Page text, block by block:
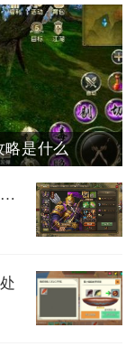
略是什么
攻城掠地游戏开商城的技巧有哪些